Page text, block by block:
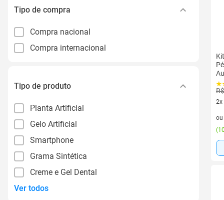
Tipo de compra
Compra nacional
Compra internacional
Tipo de produto
Planta Artificial
Gelo Artificial
Smartphone
Grama Sintética
Creme e Gel Dental
Ver todos
2x
2
ou
(